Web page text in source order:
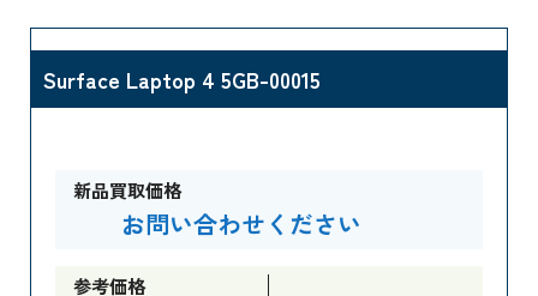
Surface Laptop 4 5GB-00015
新品買取価格
お問い合わせください
参考価格